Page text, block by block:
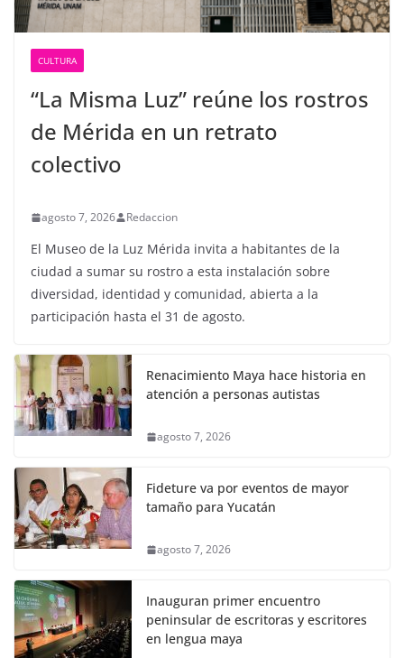
CULTURA
“La Misma Luz” reúne los rostros
de Mérida en un retrato
colectivo
agosto 7, 2026 Redaccion
El Museo de la Luz Mérida invita a habitantes de la
ciudad a sumar su rostro a esta instalación sobre
diversidad, identidad y comunidad, abierta a la
participación hasta el 31 de agosto.
Renacimiento Maya hace historia en
atención a personas autistas
agosto 7, 2026
Fideture va por eventos de mayor
tamaño para Yucatán
agosto 7, 2026
Inauguran primer encuentro
peninsular de escritoras y escritores
en lengua maya